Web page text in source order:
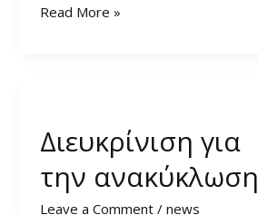
Ετήσιο
Read More »
Διευκρίνιση για
την ανακύκλωση
Leave a Comment / news